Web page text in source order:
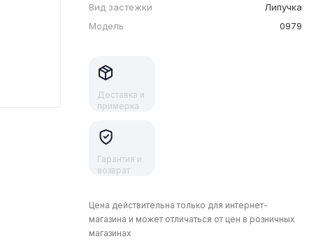
Вид застежки
Липучка
Модель
0979
Доставка и
примерка
Гарантия и
возврат
Цена действительна только для интернет-
магазина и может отличаться от цен в розничных
магазинах